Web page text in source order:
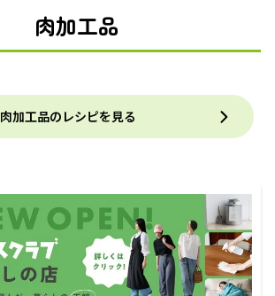
肉加工品
肉加工品のレシピを見る